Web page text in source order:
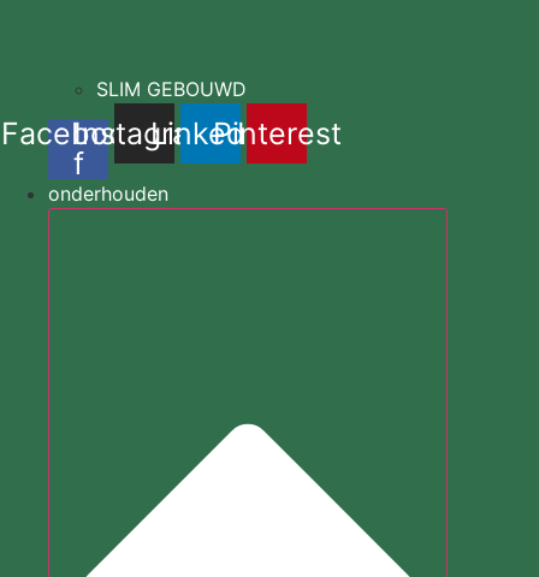
SLIM GEBOUWD
Facebook-
f
Instagram
LinkedinPinterest
onderhouden